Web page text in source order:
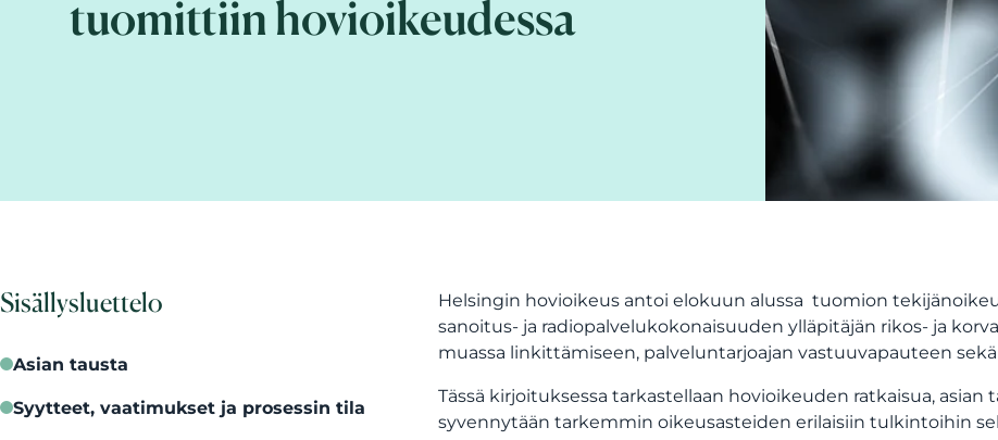
tuomittiin hovioikeudessa
Sisällysluettelo
Asian tausta
Syytteet, vaatimukset ja prosessin tila
Helsingin hovioikeus antoi elokuun alussa tuomion
sanoitus- ja radiopalvelukokonaisuuden ylläpitäjän rikos- ja
muassa linkittämiseen, palveluntarjoajan vastuuvapauteen
Tässä kirjoituksessa tarkastellaan hovioikeuden ratkaisua, asian
syvennytään tarkemmin oikeusasteiden erilaisiin tulkintoihin